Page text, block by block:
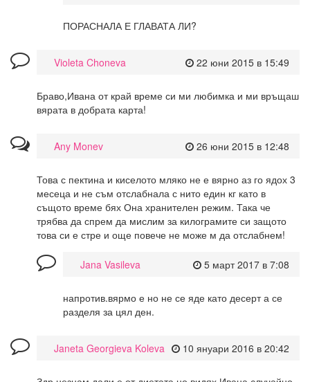
ПОРАСНАЛА Е ГЛАВАТА ЛИ?
22 юни 2015 в 15:49
Violeta Choneva
Браво,Ивана от край време си ми любимка и ми връщаш
вярата в добрата карта!
26 юни 2015 в 12:48
Any Monev
Това с пектина и киселото мляко не е вярно аз го ядох 3
месеца и не съм отслабнала с нито един кг като в
същото време бях Она хранителен режим. Така че
трябва да спрем да мислим за килограмите си защото
това си е стре и още повече не може м да отслабнем!
5 март 2017 в 7:08
Jana Vasileva
напротив.вярмо е но не се яде като десерт а се
разделя за цял ден.
10 януари 2016 в 20:42
Janeta Georgieva Koleva